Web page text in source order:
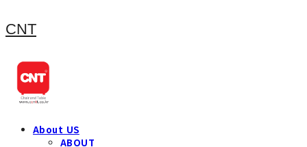
CNT
About US
ABOUT